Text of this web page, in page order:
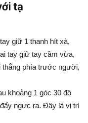
tạ
giữ 1 thanh hít xà,
tay giữ tay cầm vừa,
thẳng phía trước người,
khoảng 1 góc 30 độ
ngực ra. Đây là vị trí